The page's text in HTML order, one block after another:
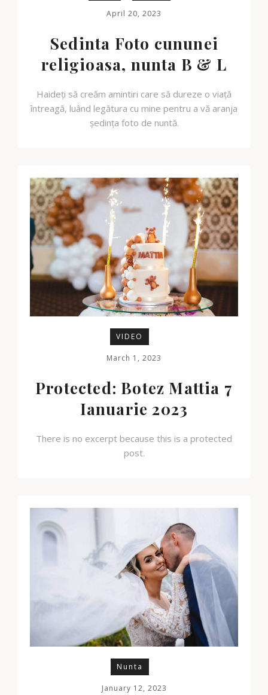
April 20, 2023
Sedinta Foto cununei
religioasa, nunta B & L
Haideți să creăm amintiri care să dureze o viață
întreagă, luând legătura cu mine pentru a vă aranja
ședința foto de nuntă.
VIDEO
March 1, 2023
Protected: Botez Mattia 7
Ianuarie 2023
There is no excerpt because this is a protected
post.
Nunta
January 12, 2023